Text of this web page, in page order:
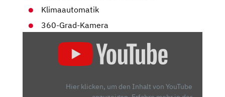
Klimaautomatik
360-Grad-Kamera
Hier klicken, um den Inhalt von YouTube